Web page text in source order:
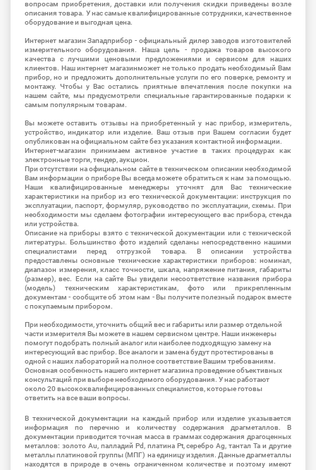
вопросам приобретения, доставки или получения скидки приведены возле
описания товара. У нас самые квалифицированные сотрудники, качественное
оборудование и выгодная цена.
Интернет магазин Западприбор - официальный дилер заводов изготовителей
измерительного оборудования. Наша цель - продажа товаров высокого
качества с лучшими ценовыми предложениями и сервисом для наших
клиентов. Наш интернет магазинможет не только продать необходимый Вам
прибор, но и предложить дополнительные услуги по его поверке, ремонту и
монтажу. Чтобы у Вас остались приятные впечатления после покупки на
нашем сайте, мы предусмотрели специальные гарантированные подарки к
самым популярным товарам.
Вы можете оставить отзывы на приобретенный у нас прибор, измеритель,
устройство, индикатор или изделие. Ваш отзыв при Вашем согласии будет
опубликован на официальном сайте без указания контактной информации.
Интернет-магазин принимаем активное участие в таких процедурах как
электронные торги, тендер, аукцион.
При отсутствии на официальном сайте в техническом описании необходимой
Вам информации о приборе Вы всегда можете обратиться к нам за помощью.
Наши квалифицированные менеджеры уточнят для Вас технические
характеристики на прибор из его технической документации: инструкция по
эксплуатации, паспорт, формуляр, руководство по эксплуатации, схемы. При
необходимости мы сделаем фотографии интересующего вас прибора, стенда
или устройства.
Описание на приборы взято с технической документации или с технической
литературы. Большинство фото изделий сделаны непосредственно нашими
специалистами перед отгрузкой товара. В описании устройства
предоставлены основные технические характеристики приборов: номинал,
диапазон измерения, класс точности, шкала, напряжение питания, габариты
(размер), вес. Если на сайте Вы увидели несоответствие названия прибора
(модель) техническим характеристикам, фото или прикрепленным
документам - сообщите об этом нам - Вы получите полезный подарок вместе
с покупаемым прибором.
При необходимости, уточнить общий вес и габариты или размер отдельной
части измерителя Вы можете в нашем сервисном центре. Наши инженеры
помогут подобрать полный аналог или наиболее подходящую замену на
интересующий вас прибор. Все аналоги и замена будут протестированы в
одной с наших лабораторий на полное соответствие Вашим требованиям.
Основная особенность нашего интернет магазина проведение объективных
консультаций при выборе необходимого оборудования. У нас работают
около 20 высококвалифицированных специалистов, которые готовы
ответить на все ваши вопросы.
В технической документации на каждый прибор или изделие указывается
информация по перечню и количеству содержания драгметаллов. В
документации приводится точная масса в граммах содержания драгоценных
металлов: золото Au, палладий Pd, платина Pt, серебро Ag, тантал Ta и другие
металлы платиновой группы (МПГ) на единицу изделия. Данные драгметаллы
находятся в природе в очень ограниченном количестве и поэтому имеют